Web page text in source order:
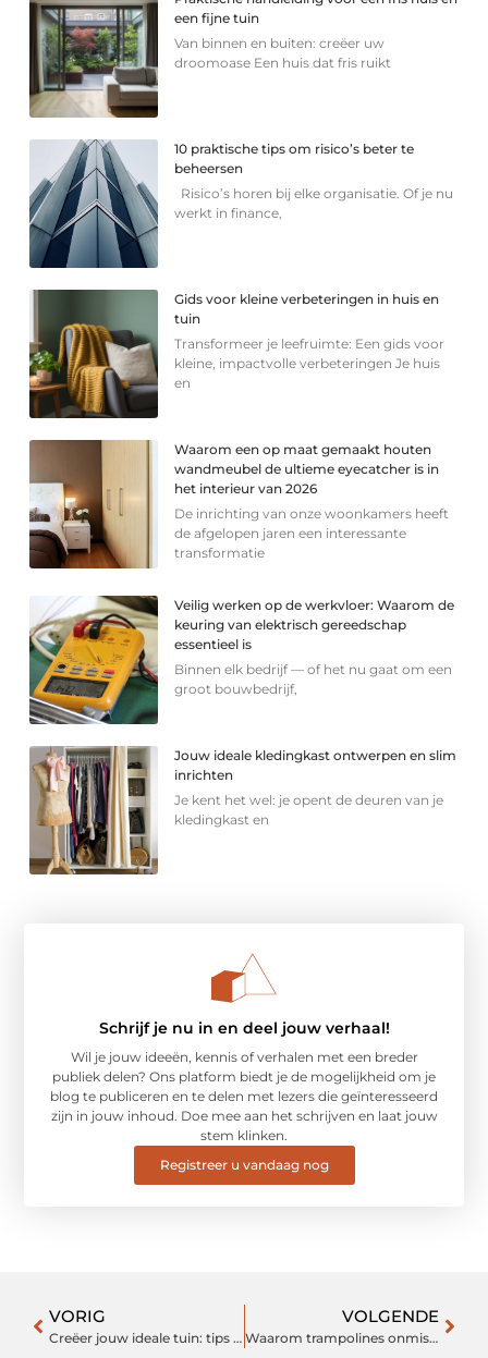
een fijne tuin
Van binnen en buiten: creëer uw
droomoase Een huis dat fris ruikt
10 praktische tips om risico’s beter te
beheersen
Risico’s horen bij elke organisatie. Of je nu
werkt in finance,
Gids voor kleine verbeteringen in huis en
tuin
Transformeer je leefruimte: Een gids voor
kleine, impactvolle verbeteringen Je huis
en
Waarom een op maat gemaakt houten
wandmeubel de ultieme eyecatcher is in
het interieur van 2026
De inrichting van onze woonkamers heeft
de afgelopen jaren een interessante
transformatie
Veilig werken op de werkvloer: Waarom de
keuring van elektrisch gereedschap
essentieel is
Binnen elk bedrijf — of het nu gaat om een
groot bouwbedrijf,
Jouw ideale kledingkast ontwerpen en slim
inrichten
Je kent het wel: je opent de deuren van je
kledingkast en
Schrijf je nu in en deel jouw verhaal!
Wil je jouw ideeën, kennis of verhalen met een breder
publiek delen? Ons platform biedt je de mogelijkheid om je
blog te publiceren en te delen met lezers die geïnteresseerd
zijn in jouw inhoud. Doe mee aan het schrijven en laat jouw
stem klinken.
Registreer u vandaag nog
VORIG
Creëer jouw ideale tuin: tips voor een groene oase
VOLGENDE
Waarom trampolines onmisbaar zijn in elke tuin